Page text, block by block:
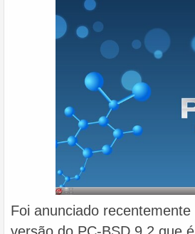
Foi anunciado